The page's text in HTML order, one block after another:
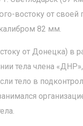
востоку от своей
82 мм.
от Донецка)
тела члена
тело в